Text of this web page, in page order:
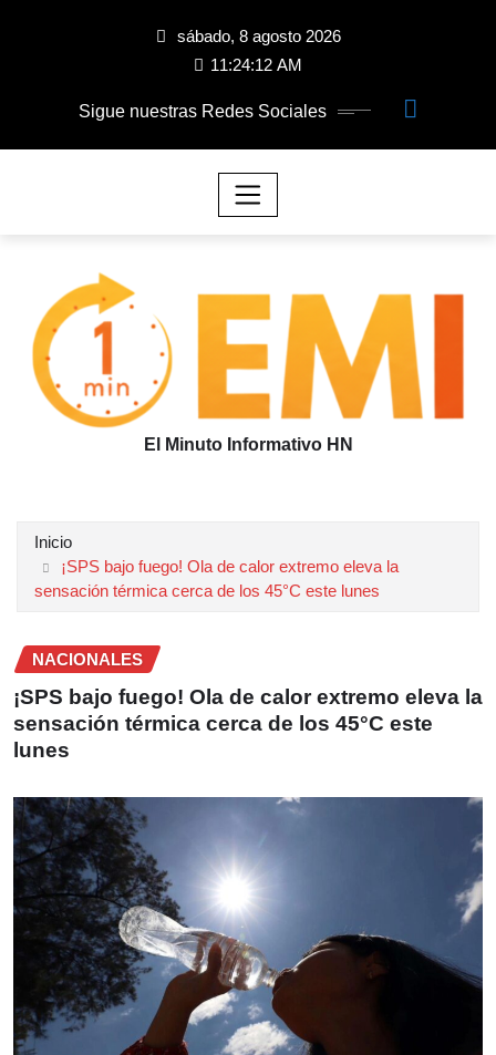
sábado, 8 agosto 2026
11:24:12 AM
Sigue nuestras Redes Sociales
El Minuto Informativo HN
Inicio
¡SPS bajo fuego! Ola de calor extremo eleva la
sensación térmica cerca de los 45°C este lunes
NACIONALES
¡SPS bajo fuego! Ola de calor extremo eleva la
sensación térmica cerca de los 45°C este
lunes